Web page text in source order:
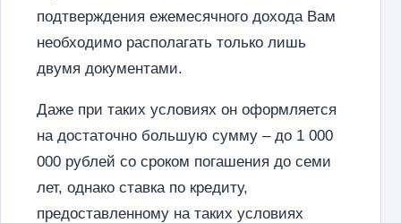
подтверждения ежемесячного дохода Вам
необходимо располагать только лишь
двумя документами.
Даже при таких условиях он оформляется
на достаточно большую сумму – до 1 000
000 рублей со сроком погашения до семи
лет, однако ставка по кредиту,
предоставленному на таких условиях